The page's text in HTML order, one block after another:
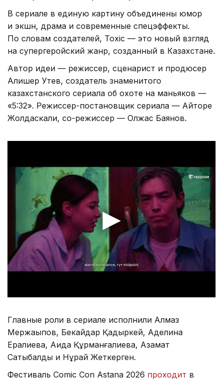
В сериале в единую картину объединены юмор
и экшн, драма и современные спецэффекты.
По словам создателей, Toxic — это новый взгляд
на супергеройский жанр, созданный в Казахстане.
Автор идеи — режиссер, сценарист и продюсер
Алишер Утев, создатель знаменитого
казахстанского сериала об охоте на маньяков —
«5:32». Режиссер-постановщик сериала — Айторе
Жолдаскали, со-режиссер — Олжас Баянов.
Главные роли в сериале исполнили Алмаз
Мержақыпов, Бекайдар Қадыркей, Аделина
Ералиева, Аида Құрманғалиева, Азамат
Сатыбалды и Нұрай Жеткерген.
Фестиваль Comic Con Astana 2026 проходит в